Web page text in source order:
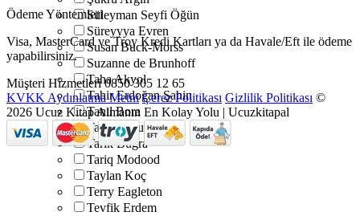
Süleyman Seyfi Öğün
Süreyyya Evren
Susan Buck-Morss
Suzanne de Brunhoff
Taha Akyol
Tahir Erdoğan Şahin
Tanıl Bora
Tanju Tosun
Tarık Buğra
Tariq Modood
Taylan Koç
Terry Eagleton
Tevfik Erdem
Ödeme Yöntemleri
Visa, MasterCard ve Troy Kredi Kartları ya da Havale/Eft ile ödeme
yapabilirsiniz.
Müşteri Hizmetleri 0850 305 12 65
KVKK Aydınlatma Metni Çerez Politikası Gizlilik Politikası ©
2026 Ucuz Kitap Almanın En Kolay Yolu | Ucuzkitapal